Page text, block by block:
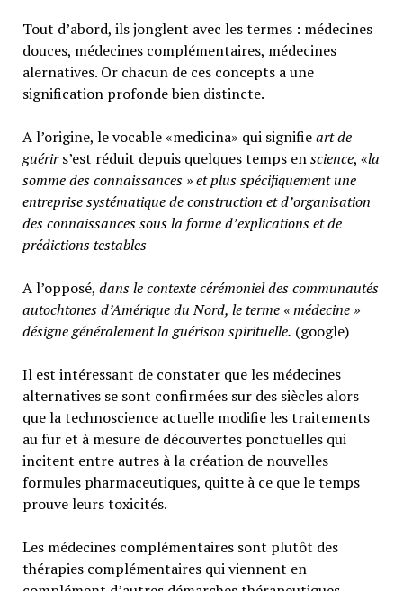
Tout d’abord, ils jonglent avec les termes : médecines
douces, médecines complémentaires, médecines
alernatives. Or chacun de ces concepts a une
signification profonde bien distincte.
A l’origine, le vocable «medicina» qui signifieart de
guérirs’est réduit depuis quelques temps enscience, «la
somme des connaissances » et plus spécifiquement une
entreprise systématique de construction et d’organisation
des connaissances sous la forme d’explications et de
prédictions testables
A l’opposé, dans le contexte cérémoniel des communautés
autochtones d’Amérique du Nord, le terme « médecine »
désigne généralementla guérison spirituelle. (google)
Il est intéressant de constater que les médecines
alternatives se sont confirmées sur des siècles alors
que la technoscience actuelle modifie les traitements
au fur et à mesure de découvertes ponctuelles qui
incitent entre autres à la création de nouvelles
formules pharmaceutiques, quitte à ce que le temps
prouve leurs toxicités.
Les médecines complémentaires sont plutôt des
thérapies complémentaires qui viennent en